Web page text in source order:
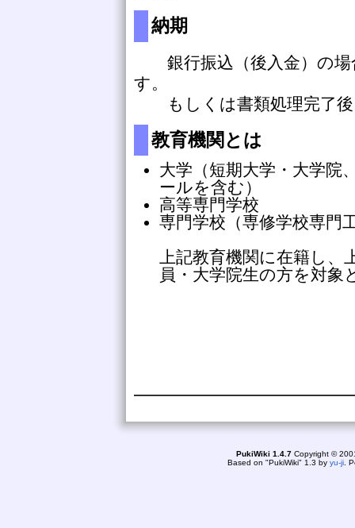
納期
銀行振込（後入金）の場
す。
もしくは書類処理完了後
教育機関とは
大学（短期大学・大学院
ールを含む）
高等専門学校
専門学校（専修学校専門
上記教育機関に在籍し
員・大学院生の方を対象
PukiWiki 1.4.7 Copyright ©
Based on "PukiWiki" 1.3 by yu-ji .